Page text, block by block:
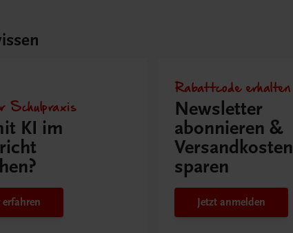
Schulpraxis
KI im
erfahren
Rabattcode erhalten
Newsletter
abonnieren &
Versandkosten
sparen
Jetzt anmelden